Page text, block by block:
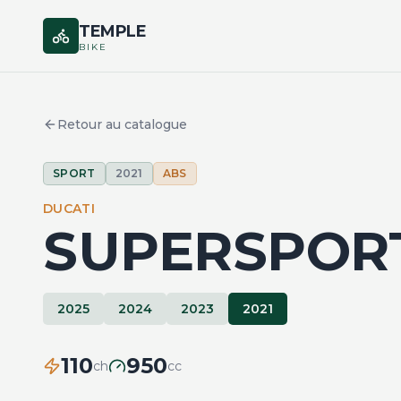
TEMPLE
BIKE
Retour au catalogue
SPORT 2021 ABS
DUCATI
2025 2024 2023 2021
110ch 950cc